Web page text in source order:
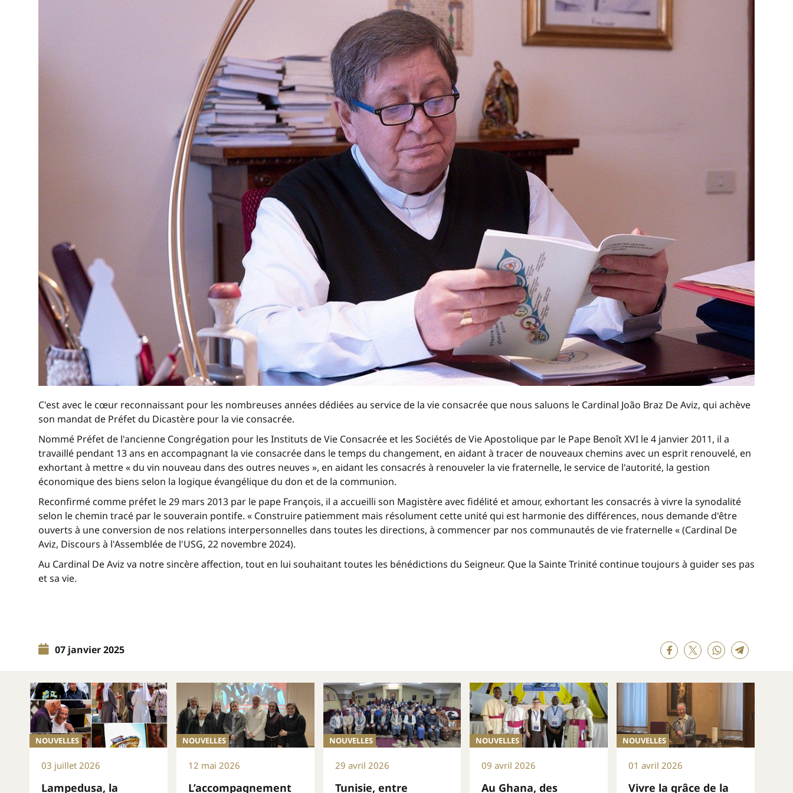
C'est avec le cœur reconnaissant pour les nombreuses années dédiées au service de la vie consacrée que nous saluons le Cardinal João Braz De Aviz, qui achève
son mandat de Préfet du Dicastère pour la vie consacrée.
Nommé Préfet de l'ancienne Congrégation pour les Instituts de Vie Consacrée et les Sociétés de Vie Apostolique par le Pape Benoît XVI le 4 janvier 2011, il a
travaillé pendant 13 ans en accompagnant la vie consacrée dans le temps du changement, en aidant à tracer de nouveaux chemins avec un esprit renouvelé, en
exhortant à mettre « du vin nouveau dans des outres neuves », en aidant les consacrés à renouveler la vie fraternelle, le service de l'autorité, la gestion
économique des biens selon la logique évangélique du don et de la communion.
Reconfirmé comme préfet le 29 mars 2013 par le pape François, il a accueilli son Magistère avec fidélité et amour, exhortant les consacrés à vivre la synodalité
selon le chemin tracé par le souverain pontife. « Construire patiemment mais résolument cette unité qui est harmonie des différences, nous demande d'être
ouverts à une conversion de nos relations interpersonnelles dans toutes les directions, à commencer par nos communautés de vie fraternelle « (Cardinal De
Aviz, Discours à l'Assemblée de l'USG, 22 novembre 2024).
Au Cardinal De Aviz va notre sincère affection, tout en lui souhaitant toutes les bénédictions du Seigneur. Que la Sainte Trinité continue toujours à guider ses pas
et sa vie.
07 janvier 2025
NOUVELLES
03 juillet 2026
Lampedusa, la
NOUVELLES
12 mai 2026
L’accompagnement
NOUVELLES
29 avril 2026
Tunisie, entre
NOUVELLES
09 avril 2026
Au Ghana, des
NOUVELLES
01 avril 2026
Vivre la grâce de la